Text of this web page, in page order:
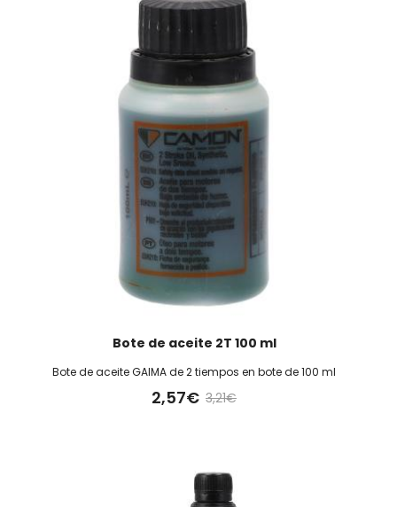
Bote de aceite 2T 100 ml
Bote de aceite GAIMA de 2 tiempos en bote de 100 ml
2,57€ 3,21€